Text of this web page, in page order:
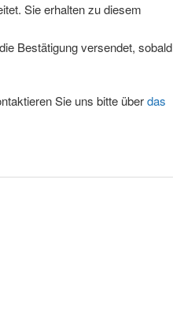
Sie erhalten zu diesem
Bestätigung versendet, sobald
Sie uns bitte überdas